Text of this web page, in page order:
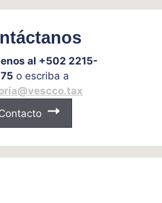
al +502 2215-
o escriba a